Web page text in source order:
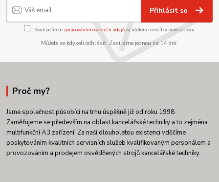
Přihlásit se
Souhlasím se zpracováním osobních údajůza účelem rozesílky newsletteru.
Můžete se kdykoli odhlásit. Zasíláme jednou za 14 dní.
Proč my?
Jsme společnost působící na trhu úspěšně již od roku 1998.
Zaměřujeme se především na oblast kancelářské techniky a to zejména
multifunkční A3 zařízení. Za naší dlouholetou existenci vděčíme
poskytováním kvalitních servisních služeb kvalifikovaným personálem a
provozováním a prodejem osvědčených strojů kancelářské techniky.